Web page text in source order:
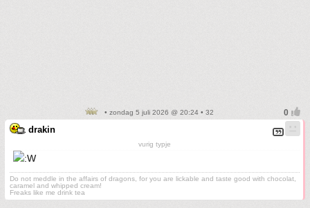
• zondag 5 juli 2026 @ 20:24 • 32
drakin
vurig typje
Do not meddle in the affairs of dragons, for you are lickable and taste good with chocolat,
caramel and whipped cream!
Freaks like me drink tea